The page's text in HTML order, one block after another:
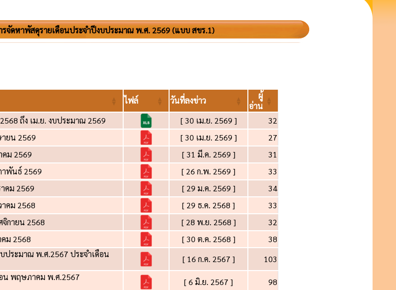
รจัดหาพัสดุรายเดือนประจำปีงบประมาณ พ.ศ. 2569 (แบบ สขร.1)
ไฟล์ วันที่ลงข่าว
ผู้
อ่าน
ถึง เม.ย. งบประมาณ 2569 [ 30 เม.ย. 2569 ]
32
ายน 2569 [ 30 เม.ย. 2569 ]
27
คม 2569 [ 31 มี.ค. 2569 ]
31
าพันธ์ 2569 [ 26 ก.พ. 2569 ]
33
คม 2569 [ 29 ม.ค. 2569 ]
34
คม 2568 [ 29 ธ.ค. 2568 ]
33
จิกายน 2568 [ 28 พ.ย. 2568 ]
32
ม 2568 [ 30 ต.ค. 2568 ]
38
ประมาณ พ.ศ.2567 ประจำเดือน
[ 16 ก.ค. 2567 ] 103
อน พฤษภาคม พ.ศ.2567
[ 6 มิ.ย. 2567 ] 98